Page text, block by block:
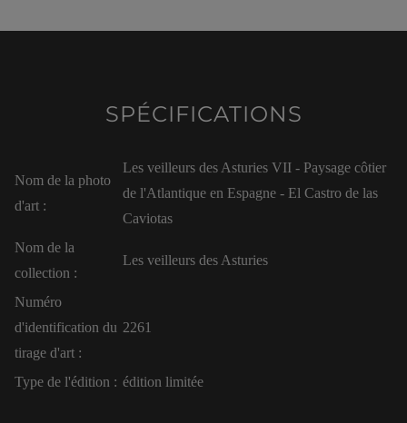
SPÉCIFICATIONS
Nom de la photo
d'art :
Les veilleurs des Asturies VII - Paysage côtier
de l'Atlantique en Espagne - El Castro de las
Caviotas
Nom de la
collection :
Les veilleurs des Asturies
Numéro
d'identification du
tirage d'art :
2261
Type de l'édition : édition limitée